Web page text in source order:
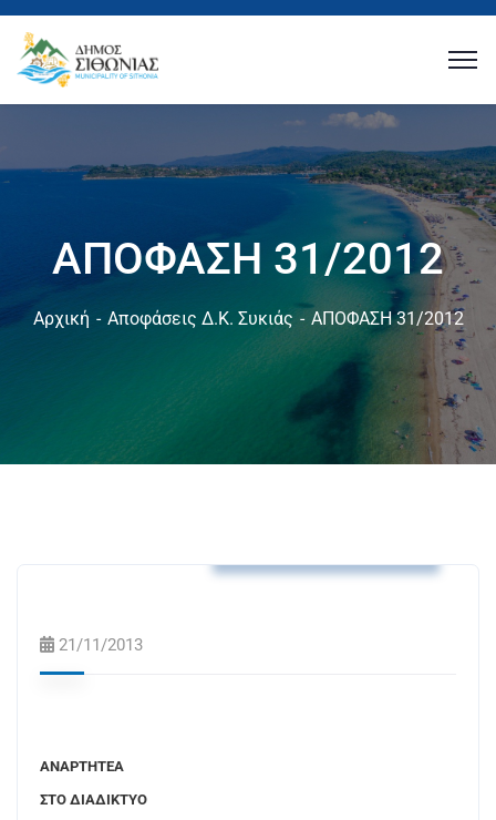
ΑΠΟΦΑΣΗ 31/2012
Αρχική Αποφάσεις Δ.Κ. Συκιάς ΑΠΟΦΑΣΗ 31/2012
21/11/2013
ΑΝΑΡΤΗΤΕΑ
ΣΤΟ ΔΙΑΔΙΚΤΥΟ